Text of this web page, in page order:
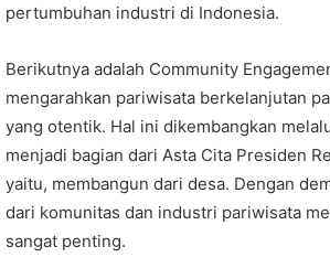
pertumbuhan industri di Indonesia.
Berikutnya adalah Community
mengarahkan pariwisata berkelanjutan
yang otentik. Hal ini dikembangkan
menjadi bagian dari Asta Cita Presiden
yaitu, membangun dari desa. Dengan
dari komunitas dan industri pariwisata
sangat penting.